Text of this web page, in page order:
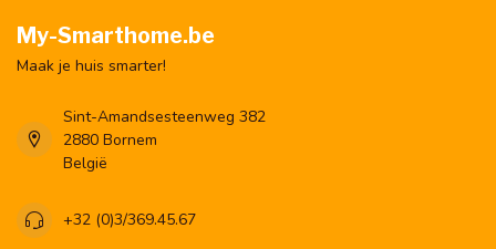
My-Smarthome.be
Maak je huis smarter!
Sint-Amandsesteenweg 382
2880 Bornem
België
+32 (0)3/369.45.67